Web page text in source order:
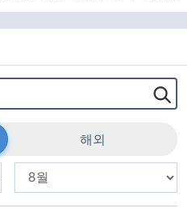
천문학부 교수 연구
해외